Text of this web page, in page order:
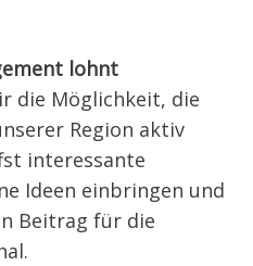
lohnt
die Möglichkeit, die
Region aktiv
interessante
Ideen einbringen und
Beitrag für die